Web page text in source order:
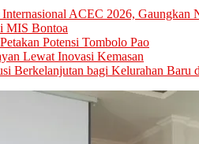
ACEC 2026, Gaungkan
MIS Bontoa
Potensi Tombolo Pao
Lewat Inovasi Kemasan
Berkelanjutan bagi Kelurahan Baru